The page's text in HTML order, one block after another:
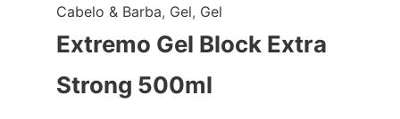
Cabelo & Barba, Gel, Gel
Extremo Gel Block Extra
Strong 500ml